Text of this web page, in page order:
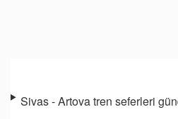
Sivas - Artova tren seferleri